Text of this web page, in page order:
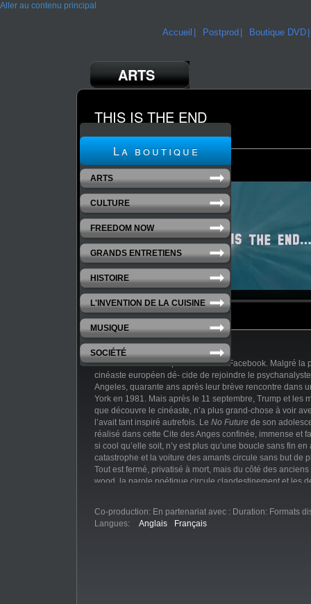
Aller au contenu principal
Accueil Postprod Boutique DVD
ARTS
THIS IS THE END
un film de Vincent Dieutre
Ils se sont retrouvés par hasard sur Facebook. Malgré la
cinéaste européen dé- cide de rejoindre le
Angeles, quarante ans après leur brève rencontre dans
York en 1981. Mais après le 11 septembre, Trump et les
que découvre le cinéaste, n’a plus grand-chose à voir
l’avait tant inspiré autrefois. Le No Future de son
réalisé dans cette Cite des Anges confinée, immense et
si cool qu’elle soit, n’y est plus qu’une boucle sans fin en
catastrophe et la voiture des amants circule sans but de
Tout est fermé, privatisé à mort, mais du côté des anciens
wood, la parole poétique circule clandestinement et les
Co-production: En partenariat avec : Duration: Formats
Langues:
Anglais Français
La boutique
ARTS
CULTURE
FREEDOM NOW
GRANDS ENTRETIENS
HISTOIRE
L'INVENTION DE LA CUISINE
MUSIQUE
SOCIÉTÉ